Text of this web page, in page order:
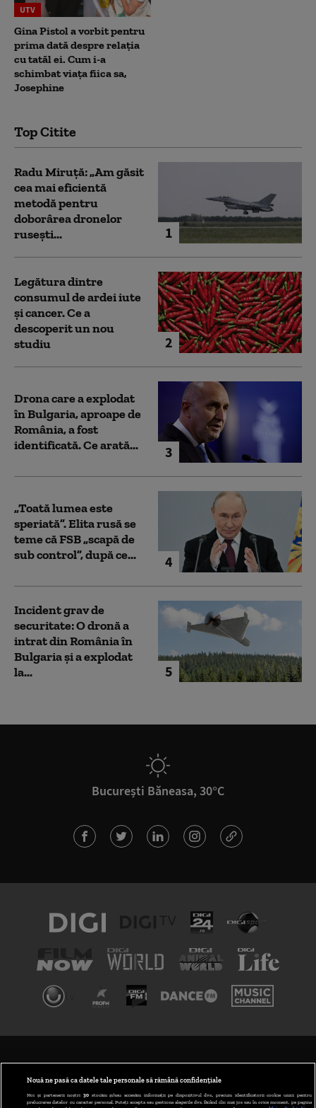
UTV
Gina Pistol a vorbit pentru
prima dată despre relația
cu tatăl ei. Cum i-a
schimbat viața fiica sa,
Josephine
Top Citite
1
Radu Miruță: „Am găsit
cea mai eficientă
metodă pentru
doborârea dronelor
rusești...
2
Legătura dintre
consumul de ardei iute
și cancer. Ce a
descoperit un nou
studiu
3
Drona care a explodat
în Bulgaria, aproape de
România, a fost
identificată. Ce arată...
4
„Toată lumea este
speriată”. Elita rusă se
teme că FSB „scapă de
sub control”, după ce...
5
Incident grav de
securitate: O dronă a
intrat din România în
Bulgaria şi a explodat
la...
București Băneasa, 30°C
Nouă ne pasă ca datele tale personale să rămână confidențiale
Noi și partenerii noștri 30stocăm și/sau accesăm informații pe dispozitivul dvs., precum identificatorii cookie unici pentru
prelucrarea datelor cu caracter personal. Puteți accepta sau gestiona alegerile dvs. făcând clic mai jos sau în orice moment, pe pagina